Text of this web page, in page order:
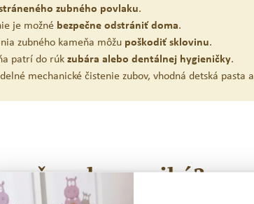
zubného povlaku.
je možné bezpečne odstrániť doma.
zubného kameňa môžu poškodiť sklovinu.
patrí do rúkzubára alebo dentálnej hygieničky.
mechanické čistenie zubov, vhodná detská pasta a
a ako vzniká?